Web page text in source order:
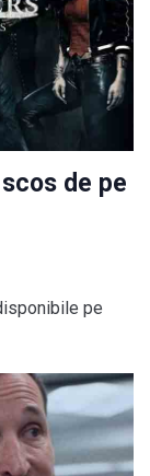
de pe
pe